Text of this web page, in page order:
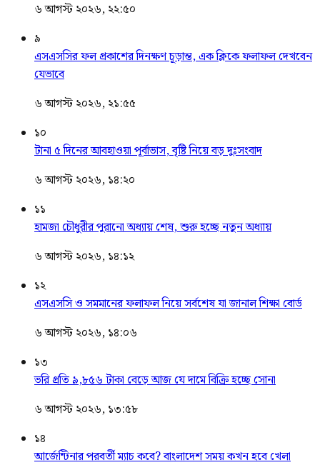
৬ আগস্ট ২০২৬, ২২:৫০
৯
এসএসসির ফল প্রকাশের দিনক্ষণ চূড়ান্ত, এক ক্লিকে ফলাফল দেখবেন
যেভাবে
৬ আগস্ট ২০২৬, ২১:৫৫
১০
টানা ৫ দিনের আবহাওয়া পূর্বাভাস, বৃষ্টি নিয়ে বড় দুঃসংবাদ
৬ আগস্ট ২০২৬, ১৪:২০
১১
হামজা চৌধুরীর পুরানো অধ্যায় শেষ, শুরু হচ্ছে নতুন অধ্যায়
৬ আগস্ট ২০২৬, ১৪:১২
১২
এসএসসি ও সমমানের ফলাফল নিয়ে সর্বশেষ যা জানাল শিক্ষা বোর্ড
৬ আগস্ট ২০২৬, ১৪:০৬
১৩
ভরি প্রতি ৯,৮৫৬ টাকা বেড়ে আজ যে দামে বিক্রি হচ্ছে সোনা
৬ আগস্ট ২০২৬, ১৩:৫৮
১৪
আর্জেন্টিনার পরবর্তী ম্যাচ কবে? বাংলাদেশ সময় কখন হবে খেলা